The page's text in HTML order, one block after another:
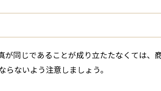
同じであることが成り立たたなくては、
ないよう注意しましょう。